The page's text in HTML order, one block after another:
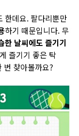
한데요. 팔다리뿐만
하기 때문입니다. 무
한 날씨에도 즐기기
즐기기 좋은 탁
번 찾아볼까요?